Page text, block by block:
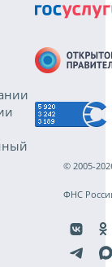
© 2005-
ФНС